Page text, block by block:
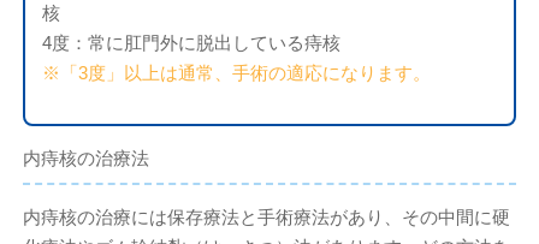
核
4度：常に肛門外に脱出している痔核
※「3度」以上は通常、手術の適応になります。
内痔核の治療法
内痔核の治療には保存療法と手術療法があり、その中間に硬